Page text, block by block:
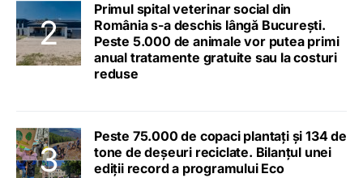
Primul spital veterinar social din
România s-a deschis lângă București.
Peste 5.000 de animale vor putea primi
anual tratamente gratuite sau la costuri
reduse
Peste 75.000 de copaci plantați și 134 de
tone de deșeuri reciclate. Bilanțul unei
ediții record a programului Eco